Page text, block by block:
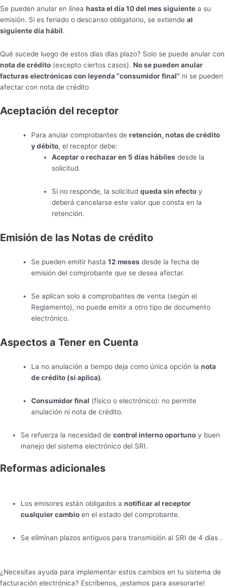
Se pueden anular en línea hasta el día 10 del mes siguiente a su
emisión. Si es feriado o descanso obligatorio, se extiende al
siguiente día hábil.
Qué sucede luego de estos días días plazo? Solo se puede anular con
nota de crédito (excepto ciertos casos). No se pueden anular
facturas electrónicas con leyenda “consumidor final” ni se pueden
afectar con nota de crédito
Aceptación del receptor
Para anular comprobantes de retención, notas de crédito
y débito, el receptor debe:
Aceptar o rechazar en 5 días hábilesdesde la
solicitud.
Si no responde, la solicitud queda sin efectoy
deberá cancelarse este valor que consta en la
retención.
Emisión de las Notas de crédito
Se pueden emitir hasta 12 mesesdesde la fecha de
emisión del comprobante que se desea afectar.
Se aplican solo a comprobantes de venta (según el
Reglamento), no puede emitir a otro tipo de documento
electrónico.
Aspectos a Tener en Cuenta
La no anulación a tiempo deja como única opción la nota
de crédito (si aplica).
Consumidor final (físico o electrónico): no permite
anulación ni nota de crédito.
Se refuerza la necesidad decontrol interno oportuno y buen
manejo del sistema electrónico del SRI.
Reformas adicionales
Los emisores están obligados anotificar al receptor
cualquier cambio en el estado del comprobante.
Se eliminan plazos antiguos para transmisión al SRI de 4 días .
¿Necesitas ayuda para implementar estos cambios en tu sistema de
facturación electrónica? Escríbenos, ¡estamos para asesorarte!